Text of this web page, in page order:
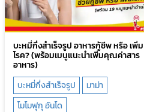
บะหมี่กึ่งสำเร็จรูป อาหารกู้ชีพ หรือ เพิ่ม
โรค? (พร้อมเมนูแนะนำเพิ่มคุณค่าสาร
อาหาร)
บะหมี่กึ่งสำเร็จรูป
มาม่า
โมโมฟุกุ อันโด